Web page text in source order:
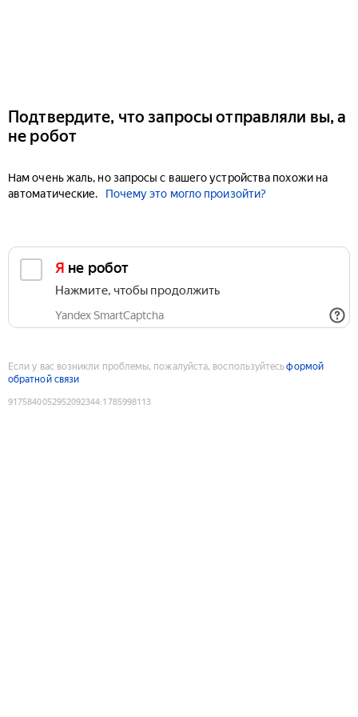
Подтвердите, что запросы отправляли вы, а
не робот
Нам очень жаль, но запросы с вашего устройства похожи на
автоматические.
Почему это могло произойти?
Я не робот
Нажмите, чтобы продолжить
Yandex SmartCaptcha
Если у вас возникли проблемы, пожалуйста, воспользуйтесьформой
обратной связи
9175840052952092344:1785998113